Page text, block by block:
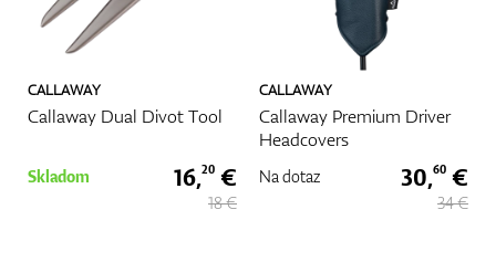
CALLAWAY
Callaway Dual Divot Tool
Skladom 16,20 €
18 €
CALLAWAY
Callaway Premium Driver
Headcovers
Na dotaz 30,60 €
34 €